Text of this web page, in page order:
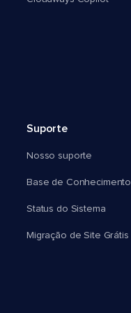
Suporte
Nosso suporte
Base de Conhecimento
Status do Sistema
Migração de Site Grátis